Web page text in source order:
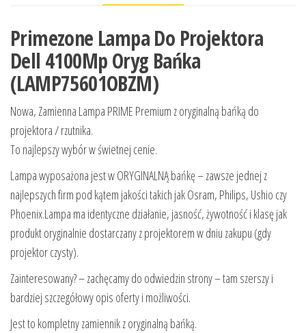
Primezone Lampa Do Projektora
Dell 4100Mp Oryg Bańka
(LAMP75601OBZM)
Nowa, Zamienna Lampa PRIME Premium z oryginalną bańką do
projektora / rzutnika.
To najlepszy wybór w świetnej cenie.
Lampa wyposażona jest w ORYGINALNĄ bańkę – zawsze jednej z
najlepszych firm pod kątem jakości takich jak Osram, Philips, Ushio czy
Phoenix.Lampa ma identyczne działanie, jasność, żywotność i klasę jak
produkt oryginalnie dostarczany z projektorem w dniu zakupu (gdy
projektor czysty).
Zainteresowany? – zachęcamy do odwiedzin strony – tam szerszy i
bardziej szczegółowy opis oferty i możliwości.
Jest to kompletny zamiennik z oryginalną bańką.